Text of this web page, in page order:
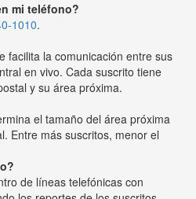
mi teléfono?
1010.
facilita la comunicación entre sus
en vivo. Cada suscrito tiene
y su área próxima.
el tamaño del área próxima
Entre más suscritos, menor el
de líneas telefónicas con